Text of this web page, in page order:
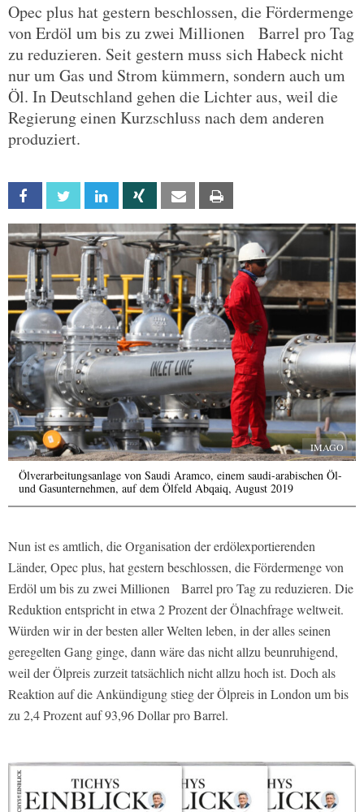
Opec plus hat gestern beschlossen, die Fördermenge
von Erdöl um bis zu zwei Millionen Barrel pro Tag
zu reduzieren. Seit gestern muss sich Habeck nicht
nur um Gas und Strom kümmern, sondern auch um
Öl. In Deutschland gehen die Lichter aus, weil die
Regierung einen Kurzschluss nach dem anderen
produziert.
Facebook Twitter Linkedin Xing Email
IMAGO
Ölverarbeitungsanlage von Saudi Aramco, einem saudi-arabischen Öl-
und Gasunternehmen, auf dem Ölfeld Abqaiq, August 2019
Nun ist es amtlich, die Organisation der erdölexportierenden
Länder, Opec plus, hat gestern beschlossen, die Fördermenge von
Erdöl um bis zu zwei Millionen Barrel pro Tag zu reduzieren. Die
Reduktion entspricht in etwa 2 Prozent der Ölnachfrage weltweit.
Würden wir in der besten aller Welten leben, in der alles seinen
geregelten Gang ginge, dann wäre das nicht allzu beunruhigend,
weil der Ölpreis zurzeit tatsächlich nicht allzu hoch ist. Doch als
Reaktion auf die Ankündigung stieg der Ölpreis in London um bis
zu 2,4 Prozent auf 93,96 Dollar pro Barrel.